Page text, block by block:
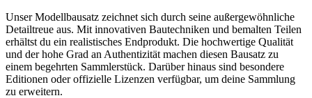
Unser Modellbausatz zeichnet sich durch seine außergewöhnliche
Detailtreue aus. Mit innovativen Bautechniken und bemalten Teilen
erhältst du ein realistisches Endprodukt. Die hochwertige Qualität
und der hohe Grad an Authentizität machen diesen Bausatz zu
einem begehrten Sammlerstück. Darüber hinaus sind besondere
Editionen oder offizielle Lizenzen verfügbar, um deine Sammlung
zu erweitern.